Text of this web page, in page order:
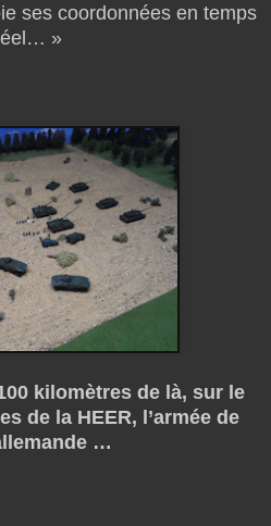
ses coordonnées en temps
»
kilomètres de là, sur le
de la HEER, l’armée de
…